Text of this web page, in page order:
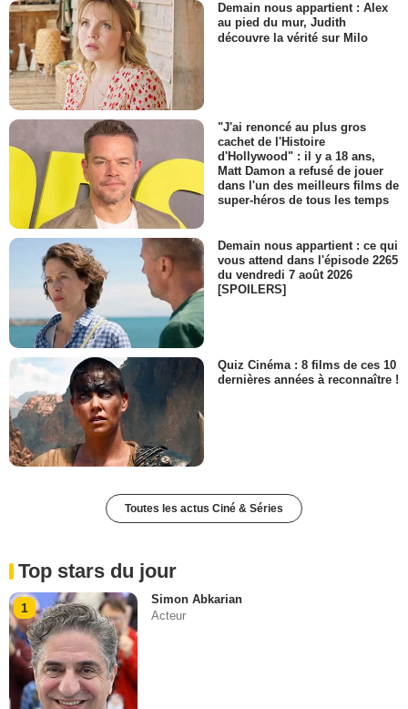
Demain nous appartient : Alex
au pied du mur, Judith
découvre la vérité sur Milo
"J'ai renoncé au plus gros
cachet de l'Histoire
d'Hollywood" : il y a 18 ans,
Matt Damon a refusé de jouer
dans l'un des meilleurs films de
super-héros de tous les temps
Demain nous appartient : ce qui
vous attend dans l'épisode 2265
du vendredi 7 août 2026
[SPOILERS]
Quiz Cinéma : 8 films de ces 10
dernières années à reconnaître !
Toutes les actus Ciné & Séries
Top stars du jour
1
Simon Abkarian
Acteur